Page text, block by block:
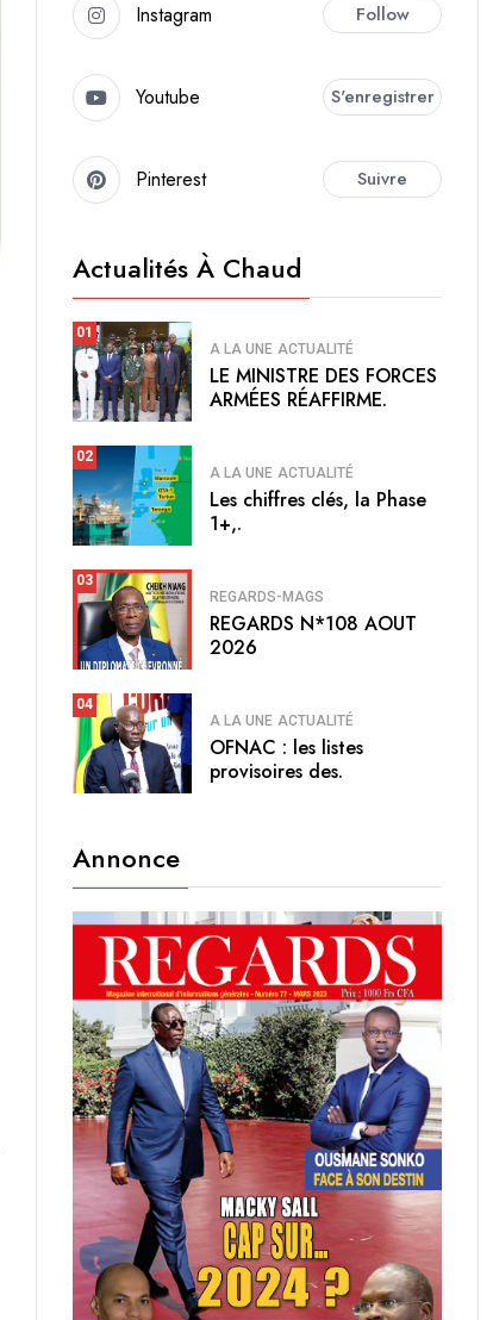
Instagram Follow
Youtube S'enregistrer
Pinterest Suivre
Actualités À Chaud
01
A LA UNE ACTUALITÉ
LE MINISTRE DES FORCES
ARMÉES RÉAFFIRME.
02
A LA UNE ACTUALITÉ
Les chiffres clés, la Phase
1+,.
03
REGARDS-MAGS
REGARDS N*108 AOUT
2026
04
A LA UNE ACTUALITÉ
OFNAC : les listes
provisoires des.
Annonce